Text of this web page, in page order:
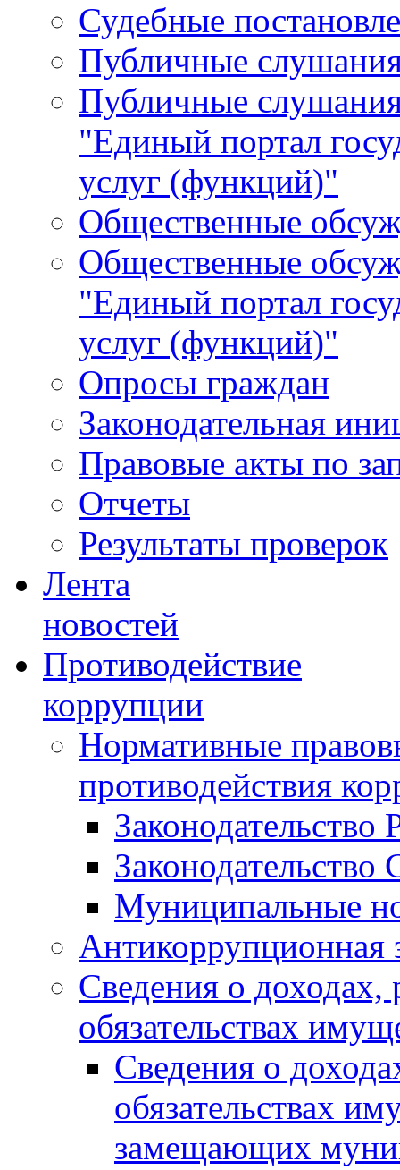
Судебные
Публичные
Публичные
"Единый портал
услуг (функций)"
Общественные
Общественные
"Единый портал
услуг (функций)"
Опросы граждан
Законодательная
Правовые акты по
Отчеты
Результаты проверок
Лента
новостей
Противодействие
коррупции
Нормативные
противодействия
Законодательство
Муниципальные
Антикоррупционная
Сведения о доходах,
обязательствах
Сведения о
обязательствах
замещающих